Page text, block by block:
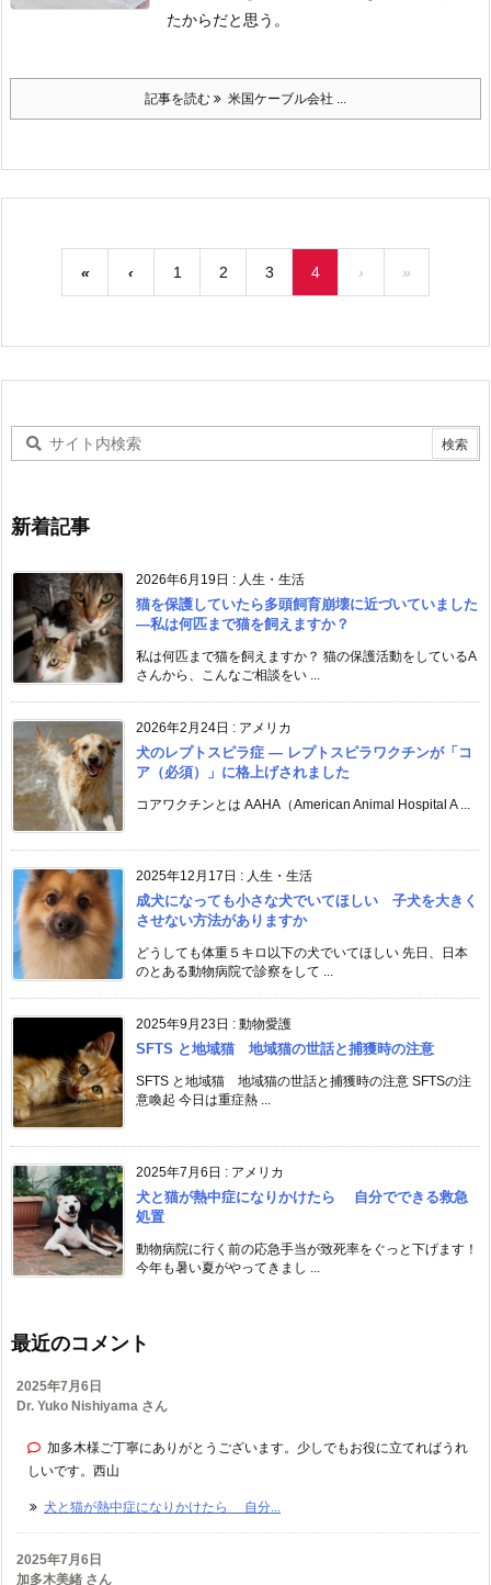
たからだと思う。
記事を読む 米国ケーブル会社 ...
« ‹ 1 2 3 4 › »
新着記事
2026年6月19日 : 人生・生活
猫を保護していたら多頭飼育崩壊に近づいていました
―私は何匹まで猫を飼えますか？
私は何匹まで猫を飼えますか？ 猫の保護活動をしているA
さんから、こんなご相談をい ...
2026年2月24日 : アメリカ
犬のレプトスピラ症 ― レプトスピラワクチンが「コ
ア（必須）」に格上げされました
コアワクチンとは AAHA（American Animal Hospital A ...
2025年12月17日 : 人生・生活
成犬になっても小さな犬でいてほしい 子犬を大きく
させない方法がありますか
どうしても体重５キロ以下の犬でいてほしい 先日、日本
のとある動物病院で診察をして ...
2025年9月23日 : 動物愛護
SFTS と地域猫 地域猫の世話と捕獲時の注意
SFTS と地域猫 地域猫の世話と捕獲時の注意 SFTSの注
意喚起 今日は重症熱 ...
2025年7月6日 : アメリカ
犬と猫が熱中症になりかけたら 自分でできる救急
処置
動物病院に行く前の応急手当が致死率をぐっと下げます！
今年も暑い夏がやってきまし ...
最近のコメント
2025年7月6日
Dr. Yuko Nishiyama さん
加多木様ご丁寧にありがとうございます。少しでもお役に立てればうれ
しいです。西山
犬と猫が熱中症になりかけたら 自分...
2025年7月6日
加多木美緒 さん